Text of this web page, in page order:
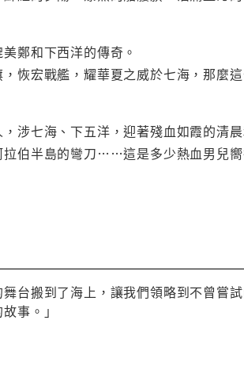
鄭和下西洋的傳奇。
恢宏戰艦，耀華夏之威於七海，那麼
涉七海、下五洋，迎著殘血如霞的清
伯半島的彎刀……這是多少熱血男兒嚮
台搬到了海上，讓我們領略到不曾嘗
事。」